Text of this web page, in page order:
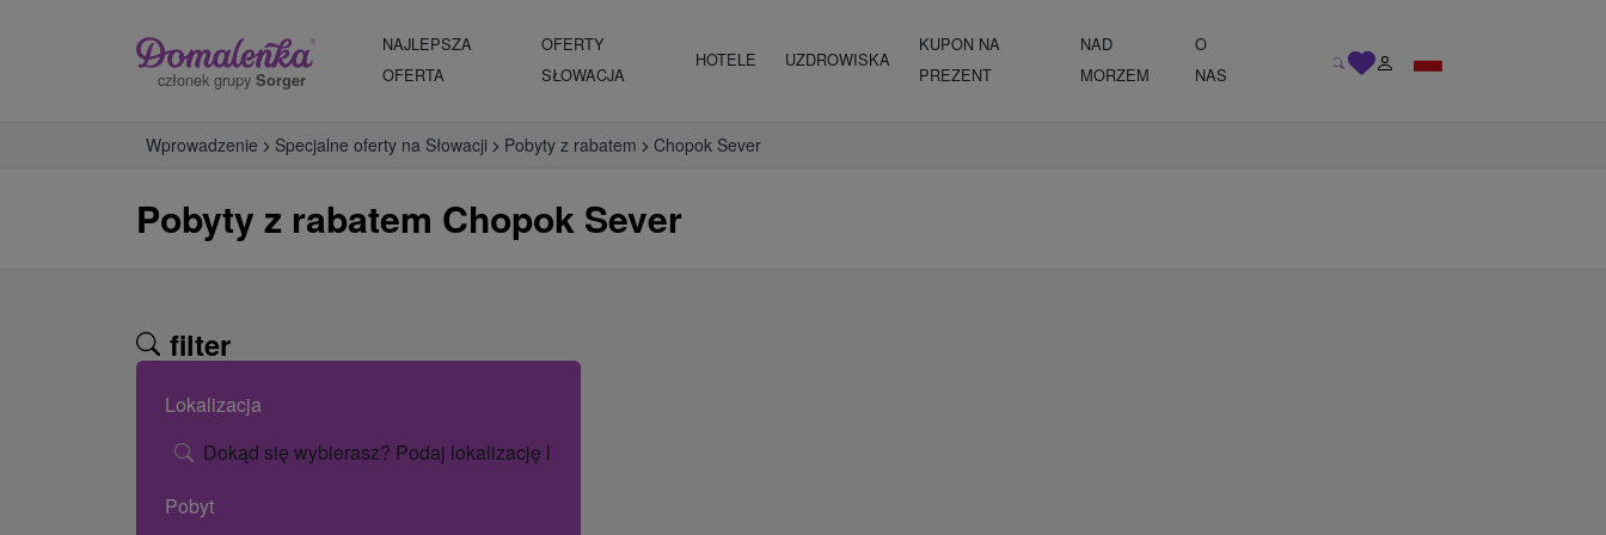
członek grupy Sorger
NAJLEPSZA
OFERTA
OFERTY
SŁOWACJA
HOTELE UZDROWISKA
KUPON NA
PREZENT
NAD
MORZEM
O
NAS
Wprowadzenie Specjalne oferty na Słowacji Pobyty z rabatem Chopok Sever
Pobyty z rabatem Chopok Sever
filter
Lokalizacja
Dokąd się wybierasz? Podaj lokalizację lub nazwę hotelu.
Pobyt